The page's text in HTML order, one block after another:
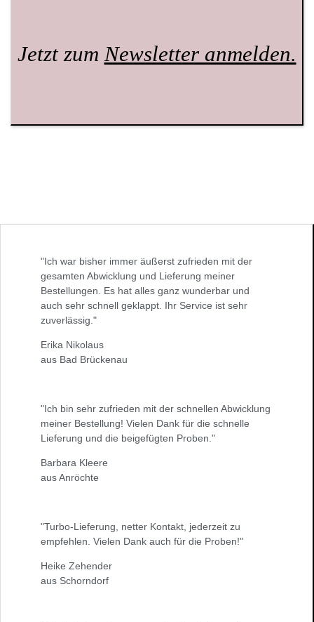
Jetzt zumNewsletter anmelden.
"Ich war bisher immer äußerst zufrieden mit der
gesamten Abwicklung und Lieferung meiner
Bestellungen. Es hat alles ganz wunderbar und
auch sehr schnell geklappt. Ihr Service ist sehr
zuverlässig."
Erika Nikolaus
aus Bad Brückenau
"Ich bin sehr zufrieden mit der schnellen Abwicklung
meiner Bestellung! Vielen Dank für die schnelle
Lieferung und die beigefügten Proben."
Barbara Kleere
aus Anröchte
"Turbo-Lieferung, netter Kontakt, jederzeit zu
empfehlen. Vielen Dank auch für die Proben!"
Heike Zehender
aus Schorndorf